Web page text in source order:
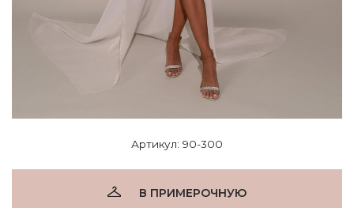
Артикул: 90-300
В ПРИМЕРОЧНУЮ